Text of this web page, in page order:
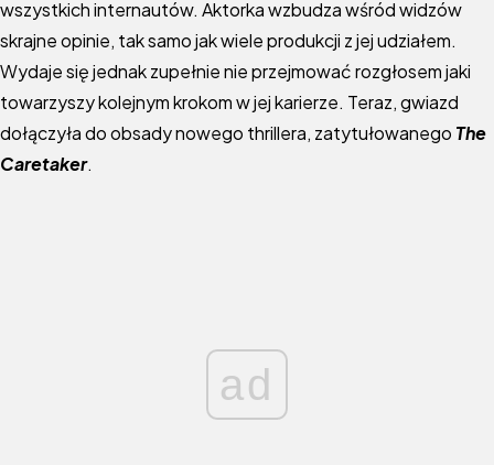
wszystkich internautów. Aktorka wzbudza wśród widzów
skrajne opinie, tak samo jak wiele produkcji z jej udziałem.
Wydaje się jednak zupełnie nie przejmować rozgłosem jaki
towarzyszy kolejnym krokom w jej karierze. Teraz, gwiazd
dołączyła do obsady nowego thrillera, zatytułowanego The
Caretaker.
ad